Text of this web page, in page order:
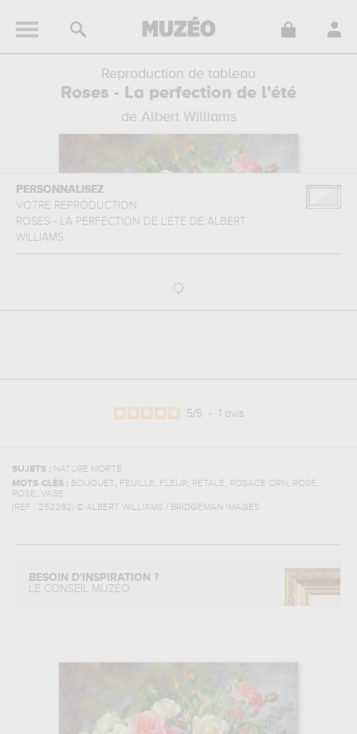
Reproduction de tableau
Roses - La perfection de l'été
de Albert Williams
PERSONNALISEZ
VOTRE REPRODUCTION
ROSES - LA PERFECTION DE L'ÉTÉ DE ALBERT
WILLIAMS
5/5 - 1 avis
SUJETS : NATURE MORTE
MOTS-CLÉS : BOUQUET, FEUILLE, FLEUR, PÉTALE, ROSACE ORN , ROSE,
ROSE, VASE
(REF : 252292) © ALBERT WILLIAMS / BRIDGEMAN IMAGES
BESOIN D'INSPIRATION ?
LE CONSEIL MUZÉO